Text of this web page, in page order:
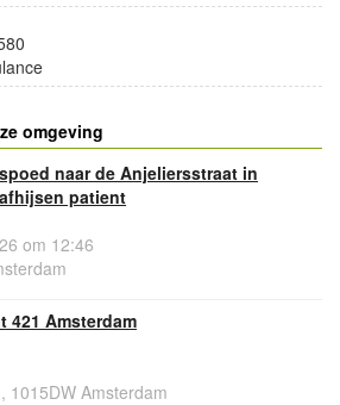
omgeving
naar de Anjeliersstraat in
patient
om 12:46
421 Amsterdam
1015DW Amsterdam